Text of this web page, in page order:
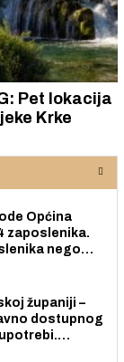
Pet lokacija
Krke
Općina
zaposlenika.
nego
županiji –
dostupnog